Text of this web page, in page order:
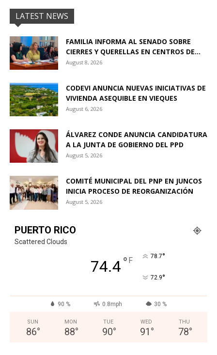
LATEST NEWS
FAMILIA INFORMA AL SENADO SOBRE
CIERRES Y QUERELLAS EN CENTROS DE...
August 8, 2026
CODEVI ANUNCIA NUEVAS INICIATIVAS DE
VIVIENDA ASEQUIBLE EN VIEQUES
August 6, 2026
ÁLVAREZ CONDE ANUNCIA CANDIDATURA
A LA JUNTA DE GOBIERNO DEL PPD
August 5, 2026
COMITÉ MUNICIPAL DEL PNP EN JUNCOS
INICIA PROCESO DE REORGANIZACIÓN
August 5, 2026
PUERTO RICO
Scattered Clouds
74.4° F 78.7°
72.9°
90 % 0.8mph 30 %
SUN
86°
MON
88°
TUE
90°
WED
91 °
THU
78°